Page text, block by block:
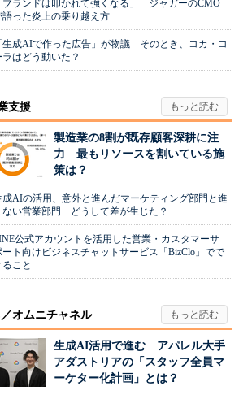
ブランドは叩かれて強くなる」 ジャガーのCMO
語った炎上の乗り越え方
生成AIで作った広告」が物議 そのとき、コカ・コ
ラはどう動いた？
支援
製造業の8割が既存顧客深耕に注
力 最もリソースを割いている施
策は？
成AIの活用、意外と進んだマーケティング部門と進
ない営業部門 どうして差が生じた？
公式アカウントを活用した営業・カスタマーサ
ート向けビジネスチャットサービス「BizClo」でで
ること
オムニチャネル
生成AI活用で進む アパレル大手
アダストリアの「スタッフ全員マ
ーケター化計画」とは？